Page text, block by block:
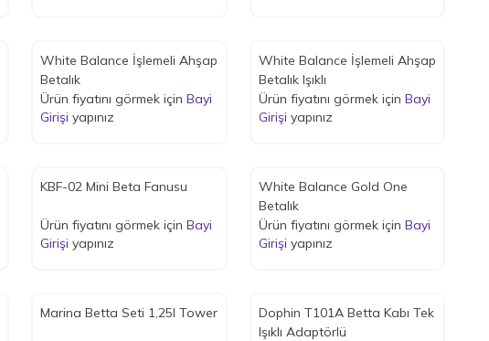
White Balance İşlemeli Ahşap
Betalık
Ürün fiyatını görmek için Bayi
Girişi yapınız
White Balance İşlemeli Ahşap
Betalık Işıklı
Ürün fiyatını görmek için Bayi
Girişi yapınız
KBF-02 Mini Beta Fanusu
Ürün fiyatını görmek için Bayi
Girişi yapınız
White Balance Gold One
Betalık
Ürün fiyatını görmek için Bayi
Girişi yapınız
Marina Betta Seti 1,25l Tower
Dophin T101A Betta Kabı Tek
Işıklı Adaptörlü